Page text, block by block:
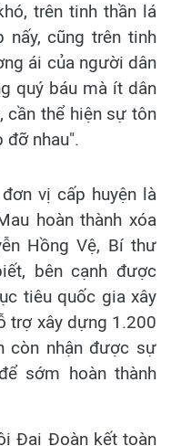
trên tinh thần lá
cũng trên tinh
ái của người dân
quý báu mà ít dân
cần thể hiện sự tôn
đỡ nhau".
vị cấp huyện là
hoàn thành xóa
Hồng Vệ, Bí thư
bên cạnh được
tiêu quốc gia xây
trợ xây dựng 1.200
còn nhận được sự
sớm hoàn thành
Đại Đoàn kết toàn